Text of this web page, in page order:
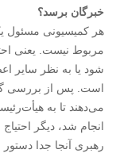
خبرگان برسد؟
هر کمیسیونی مسئول
مربوط نیست. یعنی
شود یا به نظر سایر
است. پس از بررسی
می‌دهند تا به
انجام شد، دیگر
رهبری آنجا جدا دستور